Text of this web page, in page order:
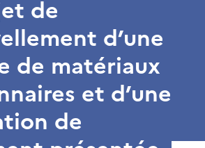
de
d’une
de matériaux
et d’une
de